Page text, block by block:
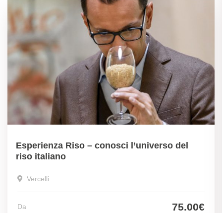
Esperienza Riso – conosci l’universo del
riso italiano
Vercelli
Da 75.00€